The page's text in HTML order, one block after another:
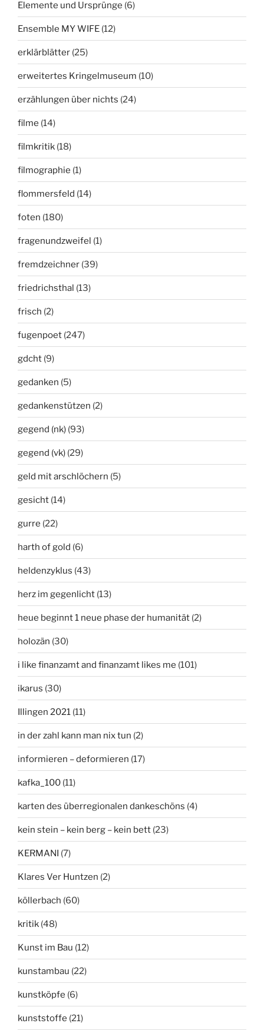
Elemente und Ursprünge (6)
Ensemble MY WIFE (12)
erklärblätter (25)
erweitertes Kringelmuseum (10)
erzählungen über nichts (24)
filme (14)
filmkritik (18)
filmographie (1)
flommersfeld (14)
foten (180)
fragenundzweifel (1)
fremdzeichner (39)
friedrichsthal (13)
frisch (2)
fugenpoet (247)
gdcht (9)
gedanken (5)
gedankenstützen (2)
gegend (nk) (93)
gegend (vk) (29)
geld mit arschlöchern (5)
gesicht (14)
gurre (22)
harth of gold (6)
heldenzyklus (43)
herz im gegenlicht (13)
heue beginnt 1 neue phase der humanität (2)
holozän (30)
i like finanzamt and finanzamt likes me (101)
ikarus (30)
Illingen 2021 (11)
in der zahl kann man nix tun (2)
informieren – deformieren (17)
kafka_100 (11)
karten des überregionalen dankeschöns (4)
kein stein – kein berg – kein bett (23)
KERMANI (7)
Klares Ver Huntzen (2)
köllerbach (60)
kritik (48)
Kunst im Bau (12)
kunstambau (22)
kunstköpfe (6)
kunststoffe (21)